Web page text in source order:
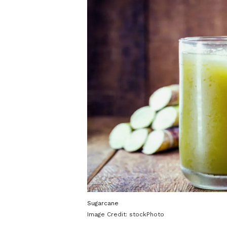
Sugarcane
Image Credit: stockPhoto